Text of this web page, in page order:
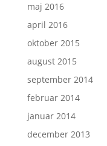
maj 2016
april 2016
oktober 2015
august 2015
september 2014
februar 2014
januar 2014
december 2013